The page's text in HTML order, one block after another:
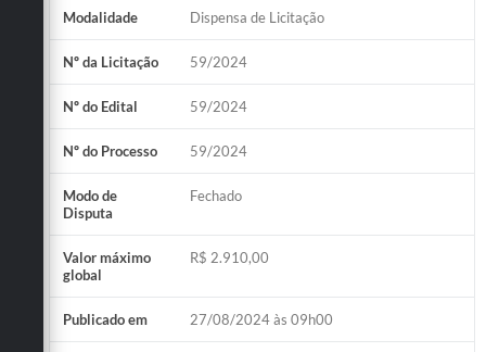
Modalidade Dispensa de Licitação
Nº da Licitação 59/2024
Nº do Edital 59/2024
Nº do Processo 59/2024
Modo de
Disputa
Fechado
Valor máximo
global
R$ 2.910,00
Publicado em 27/08/2024 às 09h00